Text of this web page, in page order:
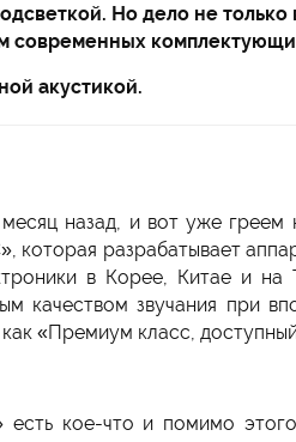
Но дело не только
современных
акустикой.
назад, и вот уже греем
разрабатывает
в Корее, Китае и на
качеством звучания при
«Премиум класс,
есть кое-что и помимо